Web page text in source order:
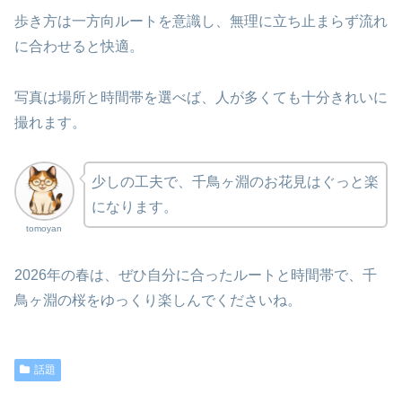
歩き方は一方向ルートを意識し、無理に立ち止まらず流れ
に合わせると快適。
写真は場所と時間帯を選べば、人が多くても十分きれいに
撮れます。
tomoyan
少しの工夫で、千鳥ヶ淵のお花見はぐっと楽
になります。
2026年の春は、ぜひ自分に合ったルートと時間帯で、千
鳥ヶ淵の桜をゆっくり楽しんでくださいね。
話題